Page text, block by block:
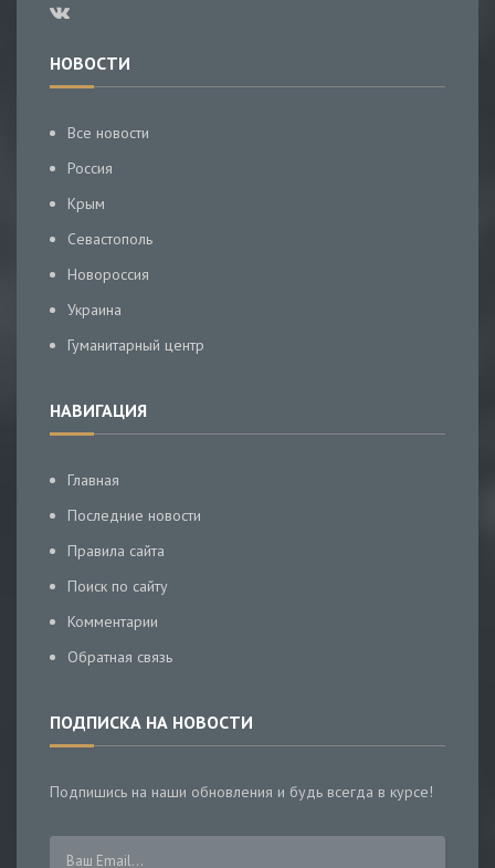
НОВОСТИ
Все новости
Россия
Крым
Севастополь
Новороссия
Украина
Гуманитарный центр
НАВИГАЦИЯ
Главная
Последние новости
Правила сайта
Поиск по сайту
Комментарии
Обратная связь
ПОДПИСКА НА НОВОСТИ
Подпишись на наши обновления и будь всегда в курсе!